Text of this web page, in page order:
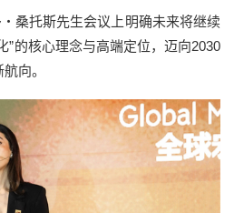
桑托斯先生会议上明确未来将继续
”的核心理念与高端定位，迈向2030
向。